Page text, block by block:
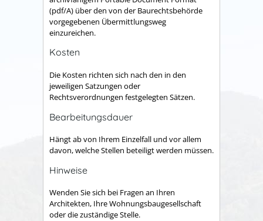
(pdf/A) über den von der Baurechtsbehörde
vorgegebenen Übermittlungsweg
einzureichen.
Kosten
Die Kosten richten sich nach den in den
jeweiligen Satzungen oder
Rechtsverordnungen festgelegten Sätzen.
Bearbeitungsdauer
Hängt ab von Ihrem Einzelfall und vor allem
davon, welche Stellen beteiligt werden müssen.
Hinweise
Wenden Sie sich bei Fragen an Ihren
Architekten, Ihre Wohnungsbaugesellschaft
oder die zuständige Stelle.